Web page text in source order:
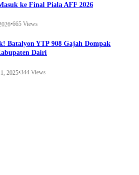
ke Final Piala AFF 2026
•665 Views
Batalyon YTP 908 Gajah Dompak
Dairi
2025•344 Views